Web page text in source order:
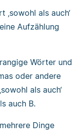
‚sowohl als auch‘
Aufzählung
Wörter und
oder andere
als auch‘
auch B.
Dinge